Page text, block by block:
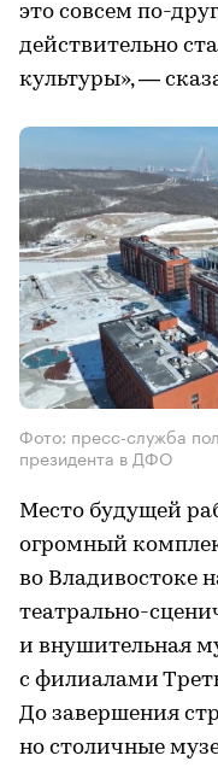
это совсем по-
действительно
культуры», —
Фото: пресс-служба
президента в ДФО
Место будущей
огромный
во Владивостоке
театрально-
и внушительная
с филиалами
До завершения
но столичные